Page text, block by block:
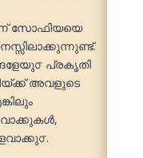
സോഫിയയെ
പ്രകൃതി
അവളുടെ